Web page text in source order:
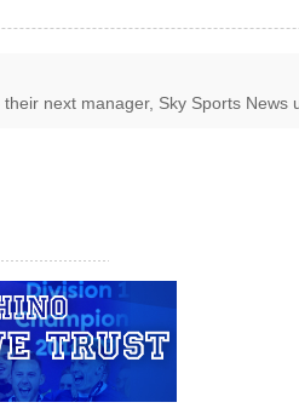
next manager, Sky Sports News